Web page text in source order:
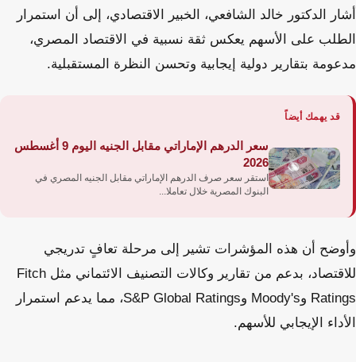
أشار الدكتور خالد الشافعي، الخبير الاقتصادي، إلى أن استمرار
الطلب على الأسهم يعكس ثقة نسبية في الاقتصاد المصري،
مدعومة بتقارير دولية إيجابية وتحسن النظرة المستقبلية.
قد يهمك أيضاً
سعر الدرهم الإماراتي مقابل الجنيه اليوم 9 أغسطس
2026
استقر سعر صرف الدرهم الإماراتي مقابل الجنيه المصري في
البنوك المصرية خلال تعاملا...
وأوضح أن هذه المؤشرات تشير إلى مرحلة تعافٍ تدريجي
للاقتصاد، بدعم من تقارير وكالات التصنيف الائتماني مثل Fitch
Ratings وMoody's وS&P Global Ratings، مما يدعم استمرار
الأداء الإيجابي للأسهم.